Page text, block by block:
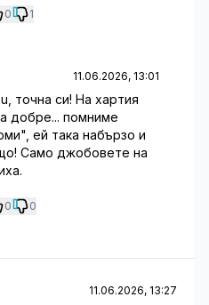
0 1
11.06.2026, 13:01
точна си! На хартия
добре... помниме
ей така набързо и
Само джобовете на
0 0
11.06.2026, 13:27